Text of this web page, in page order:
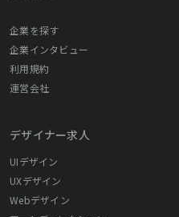
企業を探す
企業インタビュー
利用規約
運営会社
デザイナー求人
UIデザイン
UXデザイン
Webデザイン